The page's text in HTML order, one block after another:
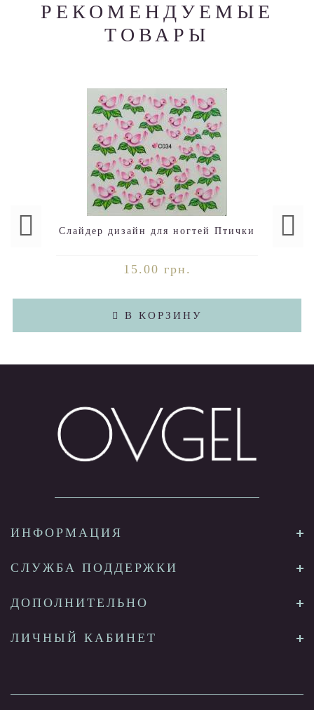
РЕКОМЕНДУЕМЫЕ
ТОВАРЫ
Слайдер дизайн для ногтей Птички
15.00 грн.
В КОРЗИНУ
ИНФОРМАЦИЯ
СЛУЖБА ПОДДЕРЖКИ
ДОПОЛНИТЕЛЬНО
ЛИЧНЫЙ КАБИНЕТ